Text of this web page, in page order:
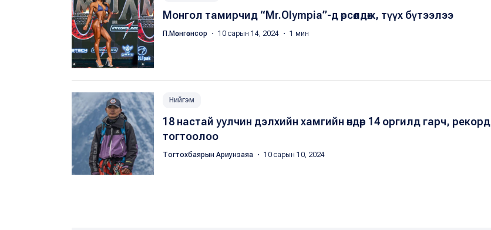
Монгол тамирчид “Mr.Olympia”-д өрсөлдөж, түүх бүтээлээ
П.Мөнгөнсор ・ 10 сарын 14, 2024 ・ 1 мин
Нийгэм
18 настай уулчин дэлхийн хамгийн өндөр 14 оргилд гарч, рекорд
тогтоолоо
Тогтохбаярын Ариунзаяа ・ 10 сарын 10, 2024